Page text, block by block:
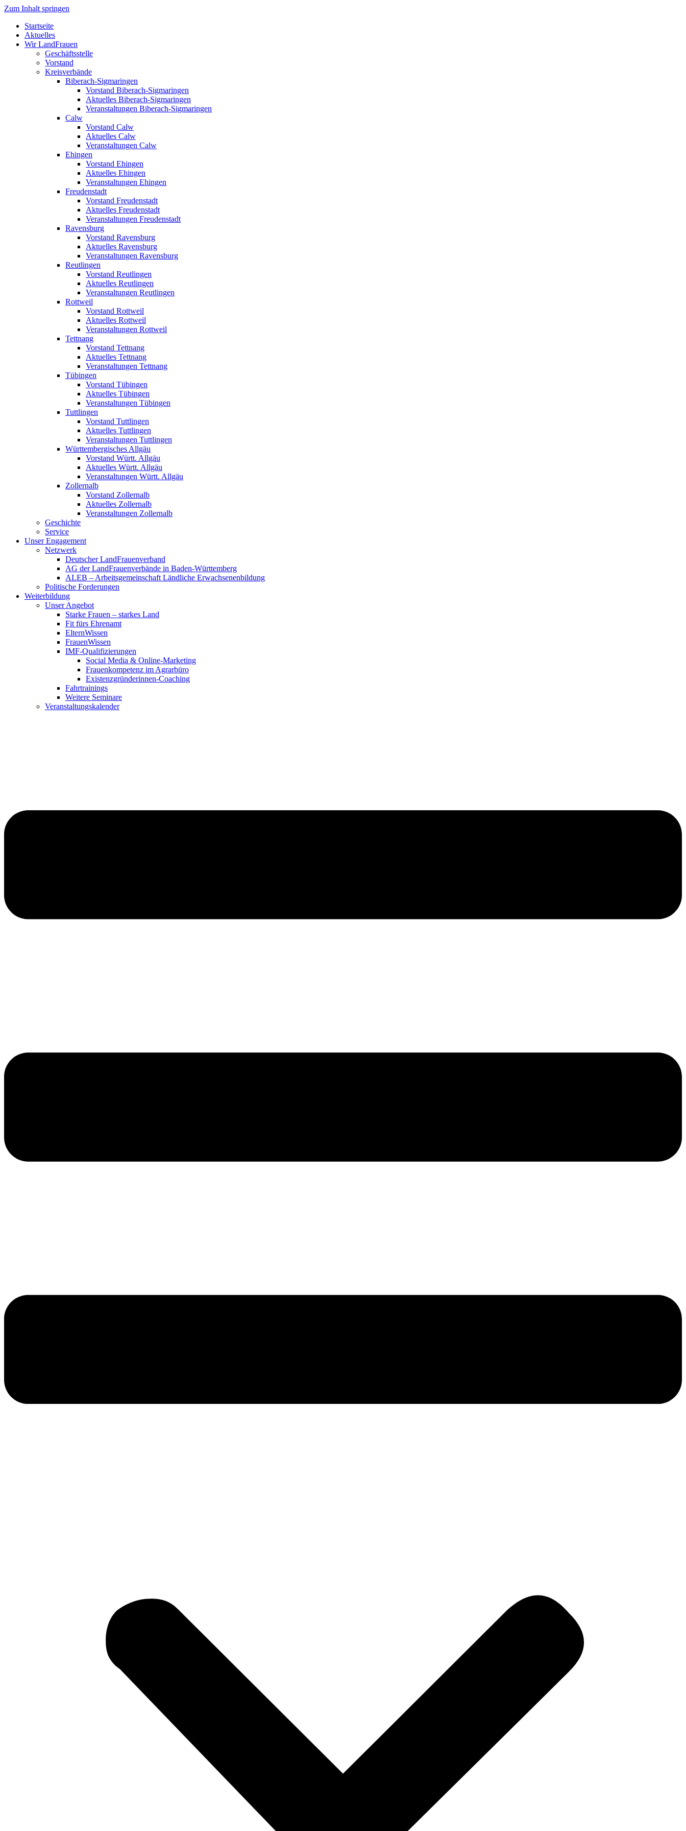
Zum Inhalt springen
Startseite
Aktuelles
Wir LandFrauen
Geschäftsstelle
Vorstand
Kreisverbände
Biberach-Sigmaringen
Vorstand Biberach-Sigmaringen
Aktuelles Biberach-Sigmaringen
Veranstaltungen Biberach-Sigmaringen
Calw
Vorstand Calw
Aktuelles Calw
Veranstaltungen Calw
Ehingen
Vorstand Ehingen
Aktuelles Ehingen
Veranstaltungen Ehingen
Freudenstadt
Vorstand Freudenstadt
Aktuelles Freudenstadt
Veranstaltungen Freudenstadt
Ravensburg
Vorstand Ravensburg
Aktuelles Ravensburg
Veranstaltungen Ravensburg
Reutlingen
Vorstand Reutlingen
Aktuelles Reutlingen
Veranstaltungen Reutlingen
Rottweil
Vorstand Rottweil
Aktuelles Rottweil
Veranstaltungen Rottweil
Tettnang
Vorstand Tettnang
Aktuelles Tettnang
Veranstaltungen Tettnang
Tübingen
Vorstand Tübingen
Aktuelles Tübingen
Veranstaltungen Tübingen
Tuttlingen
Vorstand Tuttlingen
Aktuelles Tuttlingen
Veranstaltungen Tuttlingen
Württembergisches Allgäu
Vorstand Württ. Allgäu
Aktuelles Württ. Allgäu
Veranstaltungen Württ. Allgäu
Zollernalb
Vorstand Zollernalb
Aktuelles Zollernalb
Veranstaltungen Zollernalb
Geschichte
Service
Unser Engagement
Netzwerk
Deutscher LandFrauenverband
AG der LandFrauenverbände in Baden-Württemberg
ALEB – Arbeitsgemeinschaft Ländliche Erwachsenenbildung
Politische Forderungen
Weiterbildung
Unser Angebot
Starke Frauen – starkes Land
Fit fürs Ehrenamt
ElternWissen
FrauenWissen
IMF-Qualifizierungen
Social Media & Online-Marketing
Frauenkompetenz im Agrarbüro
Existenzgründerinnen-Coaching
Fahrtrainings
Weitere Seminare
Veranstaltungskalender